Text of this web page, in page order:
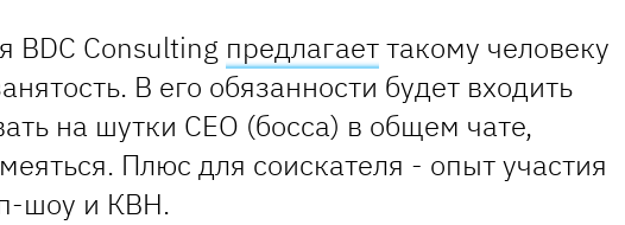
BDC Consulting предлагаеттакому человеку
В его обязанности будет входить
на шутки CEO (босса) в общем чате,
Плюс для соискателя - опыт участия
шоу и КВН.